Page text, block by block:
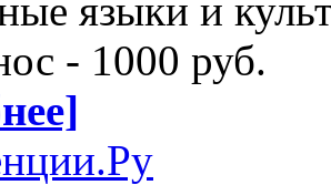
языки и
- 1000 руб.